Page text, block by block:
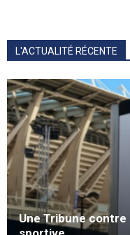
L'ACTUALITÉ RÉCENTE
Une Tribune contre